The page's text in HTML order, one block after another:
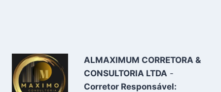
ALMAXIMUM CORRETORA &
CONSULTORIA LTDA -
Corretor Responsável: